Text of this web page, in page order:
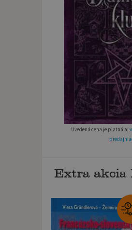
Uvedená cena je platná aj
Extra akcia